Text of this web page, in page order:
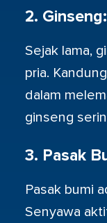
2.
Sejak lama,
pria.
dalam
ginseng
3. Pasak
Pasak bumi
Senyawa